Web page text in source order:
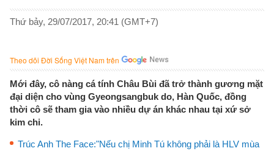
Thứ bảy, 29/07/2017, 20:41 (GMT+7)
Theo dõi Đời Sống Việt Nam trên
Mới đây, cô nàng cá tính Châu Bùi đã trở thành gương mặt
đại diện cho vùng Gyeongsangbuk do, Hàn Quốc, đồng
thời cô sẽ tham gia vào nhiều dự án khác nhau tại xứ sở
kim chi.
Trúc Anh The Face:"Nếu chị Minh Tú không phải là HLV mùa